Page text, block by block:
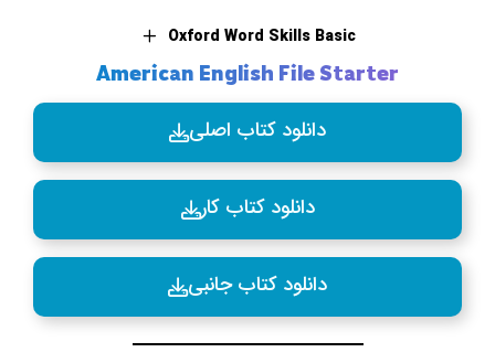
Oxford Word Skills Basic
American English File Starter
دانلود کتاب اصلی
دانلود کتاب کار
دانلود کتاب جانبی